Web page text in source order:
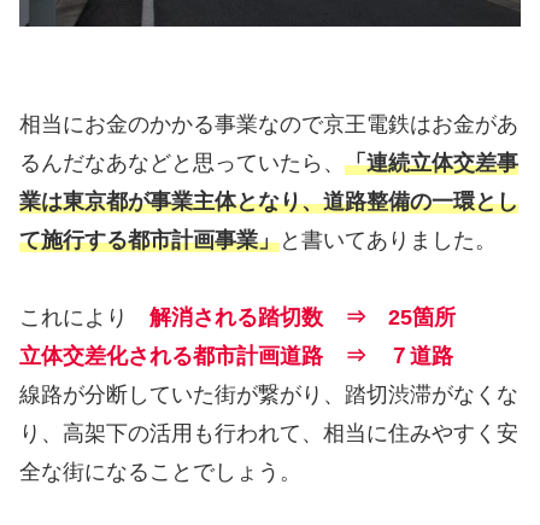
相当にお金のかかる事業なので京王電鉄はお金があ
るんだなあなどと思っていたら、 「連続立体交差事
業は東京都が事業主体となり、道路整備の一環とし
て施行する都市計画事業」と書いてありました。
これにより 解消される踏切数 ⇒ 25箇所
立体交差化される都市計画道路 ⇒ ７道路
線路が分断していた街が繋がり、踏切渋滞がなくな
り、高架下の活用も行われて、相当に住みやすく安
全な街になることでしょう。